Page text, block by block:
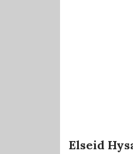
Elseid